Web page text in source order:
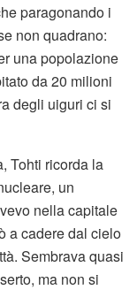
paragonando i
non quadrano:
una popolazione
da 20 milioni
degli uiguri ci si
Tohti ricorda la
un
nella capitale
a cadere dal cielo
Sembrava quasi
ma non si